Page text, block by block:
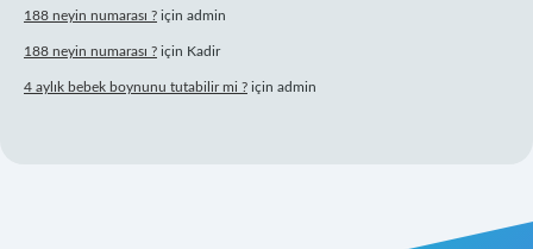
188 neyin numarası ? için admin
188 neyin numarası ? için Kadir
4 aylık bebek boynunu tutabilir mi ? için admin